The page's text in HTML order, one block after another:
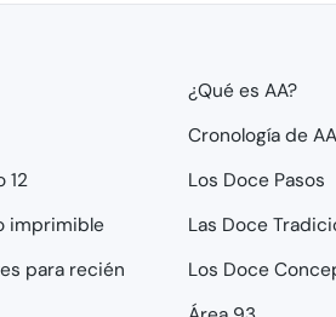
12
imprimible
para recién
¿Qué es AA?
Cronología de AA
Los Doce Pasos
Las Doce
Los Doce